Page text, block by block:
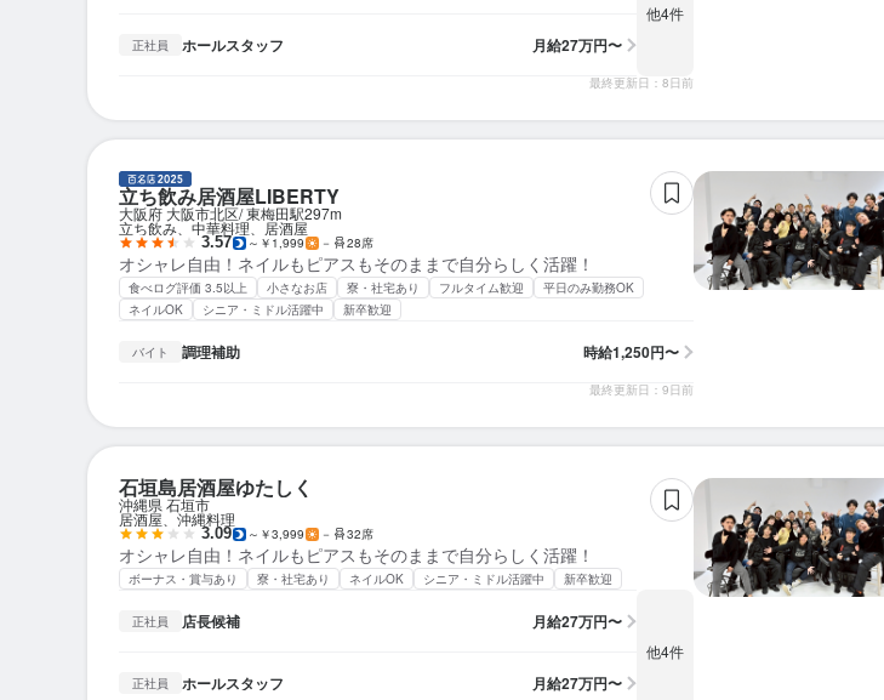
正社員 ホールスタッフ 月給27万円〜
他4件
最終更新日：8日前
立ち飲み居酒屋LIBERTY
大阪府 大阪市北区 東梅田駅297m
立ち飲み、中華料理、居酒屋
3.57 ～￥1,999 － 28席
オシャレ自由！ネイルもピアスもそのままで自分らしく活躍！
食べログ評価 3.5以上 小さなお店 寮・社宅あり フルタイム歓迎
平日のみ勤務OK
ネイルOK
シニア・ミドル活躍中 新卒歓迎
バイト 調理補助 時給1,250円〜
最終更新日：9日前
石垣島居酒屋ゆたしく
沖縄県 石垣市
居酒屋、沖縄料理
3.09 ～￥3,999 － 32席
オシャレ自由！ネイルもピアスもそのままで自分らしく活躍！
ボーナス・賞与あり 寮・社宅あり ネイルOK シニア・ミドル活躍中 新卒歓迎
正社員 店長候補 月給27万円〜
正社員 ホールスタッフ 月給27万円〜
他4件